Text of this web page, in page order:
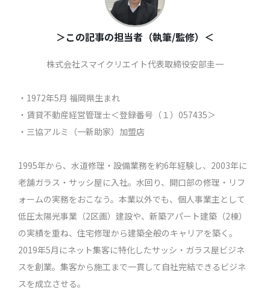
＞この記事の担当者（執筆/監修）＜
株式会社スマイクリエイト代表取締役安部圭一
・1972年5月 福岡県生まれ
・賃貸不動産経営管理士＜登録番号（１）057435＞
・三協アルミ（一新助家）加盟店
1995年から、水道修理・設備業務を約6年経験し、2003年に
老舗ガラス・サッシ屋に入社。水回り、開口部の修理・リフ
ォームの実務をおこなう。本業以外でも、個人事業主として
低圧太陽光事業（2区画）建設や、新築アパート建築（2棟）
の実績を重ね、住宅修理から建築全般のキャリアを築く。
2019年5月にネット集客に特化したサッシ・ガラス屋ビジネ
スを創業。集客から施工まで一貫して自社完結できるビジネ
スを成立させる。